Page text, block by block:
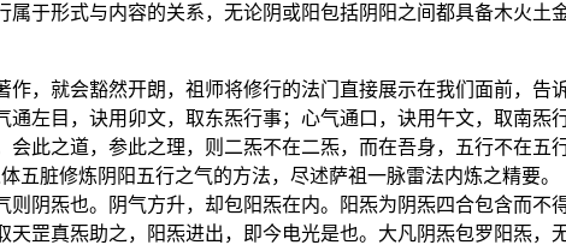
于形式与内容的关系，无论阴或阳包括阴阳之间都具备木火
，就会豁然开朗，祖师将修行的法门直接展示在我们面前，
左目，诀用卯文，取东炁行事；心气通口，诀用午文，取南
此之道，参此之理，则二炁不在二炁，而在吾身，五行不在
五脏修炼阴阳五行之气的方法，尽述萨祖一脉雷法内炼之精要
阴炁也。阴气方升，却包阳炁在内。阳炁为阴炁四合包含而
罡真炁助之，阳炁进出，即今电光是也。大凡阴炁包罗阳炁